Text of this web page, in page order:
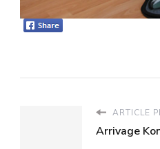
ARTICLE
Arrivage